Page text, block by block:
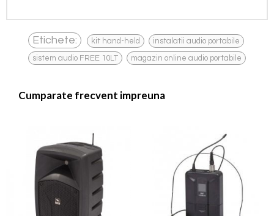
Etichete: kit hand-held instalatii audio portabile
sistem audio FREE 10LT magazin online audio portabile
Cumparate frecvent impreuna